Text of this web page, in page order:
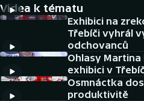
Cyklistika
DALŠÍ SPORTY
Americký fotbal
NEPŘEHLÉDNĚTE
Videa k tématu
Exhibici na
Třebíči vyhrál
odchovanců
Ohlasy Martina
exhibici v
Osmnáctka
produktivitě